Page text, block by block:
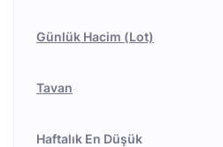
Günlük Hacim (Lot)
Tavan
Haftalık En Düşük